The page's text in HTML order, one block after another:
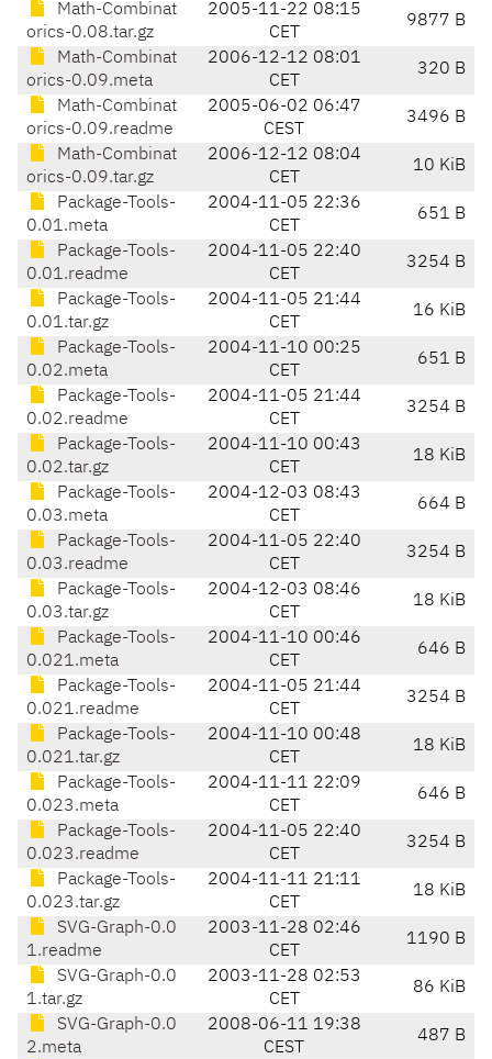
Math-Combinat
orics-0.08.tar.gz
2005-11-22 08:15
CET
9877 B
Math-Combinat
orics-0.09.meta
2006-12-12 08:01
CET
320 B
Math-Combinat
orics-0.09.readme
2005-06-02 06:47
CEST
3496 B
Math-Combinat
orics-0.09.tar.gz
2006-12-12 08:04
CET
10 KiB
Package-Tools-
0.01.meta
2004-11-05 22:36
CET
651 B
Package-Tools-
0.01.readme
2004-11-05 22:40
CET
3254 B
Package-Tools-
0.01.tar.gz
2004-11-05 21:44
CET
16 KiB
Package-Tools-
0.02.meta
2004-11-10 00:25
CET
651 B
Package-Tools-
0.02.readme
2004-11-05 21:44
CET
3254 B
Package-Tools-
0.02.tar.gz
2004-11-10 00:43
CET
18 KiB
Package-Tools-
0.03.meta
2004-12-03 08:43
CET
664 B
Package-Tools-
0.03.readme
2004-11-05 22:40
CET
3254 B
Package-Tools-
0.03.tar.gz
2004-12-03 08:46
CET
18 KiB
Package-Tools-
0.021.meta
2004-11-10 00:46
CET
646 B
Package-Tools-
0.021.readme
2004-11-05 21:44
CET
3254 B
Package-Tools-
0.021.tar.gz
2004-11-10 00:48
CET
18 KiB
Package-Tools-
0.023.meta
2004-11-11 22:09
CET
646 B
Package-Tools-
0.023.readme
2004-11-05 22:40
CET
3254 B
Package-Tools-
0.023.tar.gz
2004-11-11 21:11
CET
18 KiB
SVG-Graph-0.0
1.readme
2003-11-28 02:46
CET
1190 B
SVG-Graph-0.0
1.tar.gz
2003-11-28 02:53
CET
86 KiB
SVG-Graph-0.0
2.meta
2008-06-11 19:38
CEST
487 B